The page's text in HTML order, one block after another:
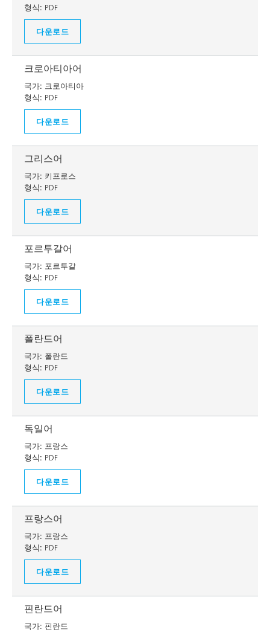
형식: PDF
다운로드
크로아티아어
국가: 크로아티아
형식: PDF
다운로드
그리스어
국가: 키프로스
형식: PDF
다운로드
포르투갈어
국가: 포르투갈
형식: PDF
다운로드
폴란드어
국가: 폴란드
형식: PDF
다운로드
독일어
국가: 프랑스
형식: PDF
다운로드
프랑스어
국가: 프랑스
형식: PDF
다운로드
핀란드어
국가: 핀란드